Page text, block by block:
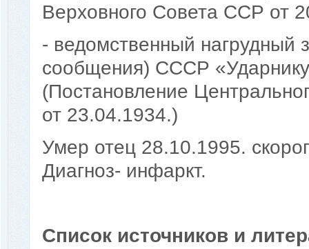
Верховного Совета ССР от
- ведомственный нагрудный
сообщения) СССР
(Постановление
от 23.04.1934.)
Умер отец 28.10.1995.
Диагноз- инфаркт.
Список источников и